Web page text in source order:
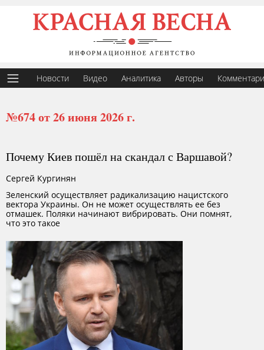
Новости Видео Аналитика Авторы
№674 от 26 июня 2026 г.
Почему Киев пошёл на скандал с Варшавой?
Сергей Кургинян
Зеленский осуществляет радикализацию нацистского
вектора Украины. Он не может осуществлять ее без
отмашек. Поляки начинают вибрировать. Они помнят,
что это такое